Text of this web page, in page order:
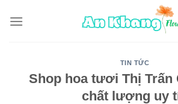
TIN TỨC
Shop hoa tươi Thị Trấn
chất lượng uy